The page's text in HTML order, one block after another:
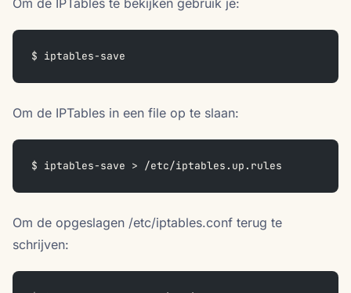
Om de IPTables te bekijken gebruik je:
$ iptables-save
Om de IPTables in een file op te slaan:
$ iptables-save > /etc/iptables.up.rules
Om de opgeslagen /etc/iptables.conf terug te
schrijven: